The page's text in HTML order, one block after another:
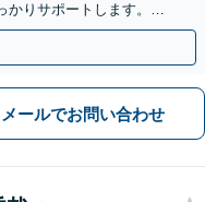
かりサポートします。よ
みだしましょう。
メールでお問い合わせ